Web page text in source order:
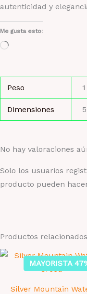
autenticidad y
Me gusta esto:
Cargando...
Peso
Dimensiones
No hay valoraciones
Solo los usuarios
producto pueden
Productos relacionados
MAYORISTA
Silver Mountain